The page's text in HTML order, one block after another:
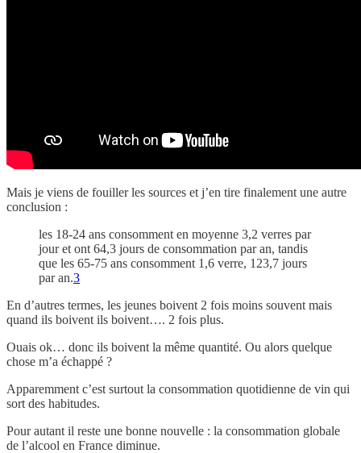
Mais je viens de fouiller les sources et j’en tire finalement une autre
conclusion :
les 18-24 ans consomment en moyenne 3,2 verres par
jour et ont 64,3 jours de consommation par an, tandis
que les 65-75 ans consomment 1,6 verre, 123,7 jours
par an.3
En d’autres termes, les jeunes boivent 2 fois moins souvent mais
quand ils boivent ils boivent…. 2 fois plus.
Ouais ok… donc ils boivent la même quantité. Ou alors quelque
chose m’a échappé ?
Apparemment c’est surtout la consommation quotidienne de vin qui
sort des habitudes.
Pour autant il reste une bonne nouvelle : la consommation globale
de l’alcool en France diminue.